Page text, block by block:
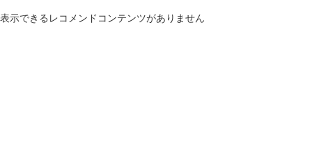
表示できるレコメンドコンテンツがありません